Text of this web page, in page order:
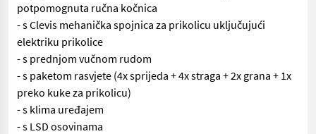
potpomognuta ručna kočnica
- s Clevis mehanička spojnica za prikolicu uključujući
elektriku prikolice
- s prednjom vučnom rudom
- s paketom rasvjete (4x sprijeda + 4x straga + 2x grana + 1x
preko kuke za prikolicu)
- s klima uređajem
- s LSD osovinama